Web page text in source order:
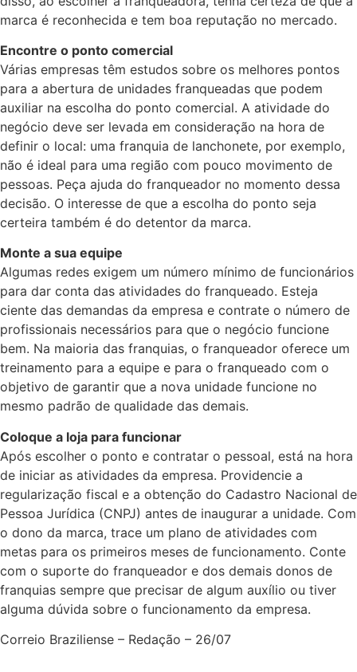
marca é reconhecida e tem boa reputação no mercado.
Encontre o ponto comercial
Várias empresas têm estudos sobre os melhores pontos
para a abertura de unidades franqueadas que podem
auxiliar na escolha do ponto comercial. A atividade do
negócio deve ser levada em consideração na hora de
definir o local: uma franquia de lanchonete, por exemplo,
não é ideal para uma região com pouco movimento de
pessoas. Peça ajuda do franqueador no momento dessa
decisão. O interesse de que a escolha do ponto seja
certeira também é do detentor da marca.
Monte a sua equipe
Algumas redes exigem um número mínimo de funcionários
para dar conta das atividades do franqueado. Esteja
ciente das demandas da empresa e contrate o número de
profissionais necessários para que o negócio funcione
bem. Na maioria das franquias, o franqueador oferece um
treinamento para a equipe e para o franqueado com o
objetivo de garantir que a nova unidade funcione no
mesmo padrão de qualidade das demais.
Coloque a loja para funcionar
Após escolher o ponto e contratar o pessoal, está na hora
de iniciar as atividades da empresa. Providencie a
regularização fiscal e a obtenção do Cadastro Nacional de
Pessoa Jurídica (CNPJ) antes de inaugurar a unidade. Com
o dono da marca, trace um plano de atividades com
metas para os primeiros meses de funcionamento. Conte
com o suporte do franqueador e dos demais donos de
franquias sempre que precisar de algum auxílio ou tiver
alguma dúvida sobre o funcionamento da empresa.
Correio Braziliense – Redação – 26/07